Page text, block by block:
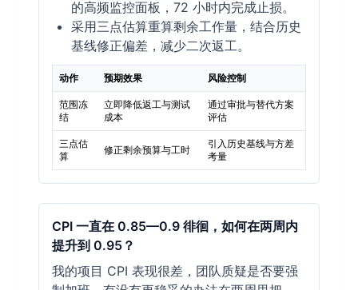
的高频监控面板，72 小时内完成止损。
采用三点估算重算剩余工作量，结合历史
基线修正偏差，减少二次返工。
动作 预期效果 风险控制
范围冻
结
立即降低返工与测试
成本
通过审批与替代方案
评估
三点估
算
修正剩余预算与工时
引入历史基线与方差
考量
CPI 一直在 0.85—0.9 徘徊，如何在两周内
提升到 0.95？
我的项目 CPI 表现很差，团队质疑是否要强